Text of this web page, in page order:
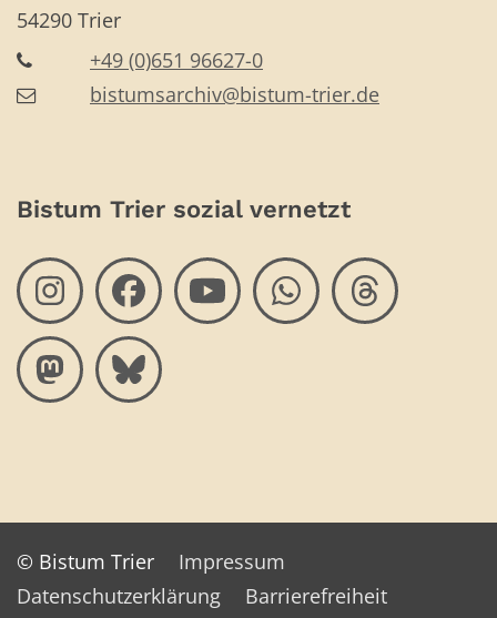
54290 Trier
+49 (0)651 96627-0
bistumsarchiv@bistum-trier.de
Bistum Trier sozial vernetzt
© Bistum Trier
Impressum
Datenschutzerklärung
Barrierefreiheit